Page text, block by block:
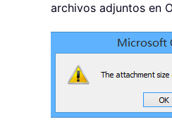
archivos adjuntos en